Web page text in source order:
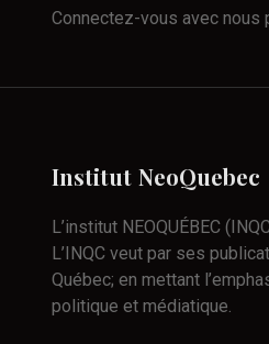
Connectez-vous avec nous
Institut NeoQuebec
L’institut NEOQUÉBEC
L’INQC veut par ses
Québec; en mettant
politique et médiatique.